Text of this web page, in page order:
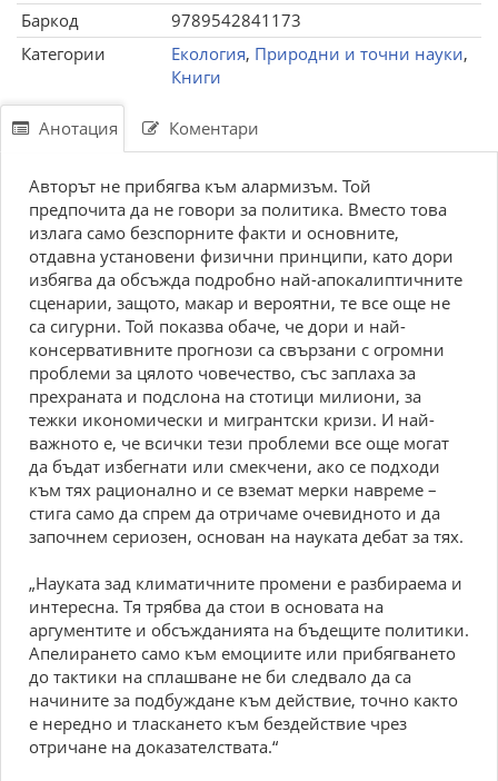
Баркод
9789542841173
Категории
Екология, Природни и точни науки,
Книги
Анотация Коментари
Авторът не прибягва към алармизъм. Той
предпочита да не говори за политика. Вместо това
излага само безспорните факти и основните,
отдавна установени физични принципи, като дори
избягва да обсъжда подробно най-апокалиптичните
сценарии, защото, макар и вероятни, те все още не
са сигурни. Той показва обаче, че дори и най-
консервативните прогнози са свързани с огромни
проблеми за цялото човечество, със заплаха за
прехраната и подслона на стотици милиони, за
тежки икономически и мигрантски кризи. И най-
важното е, че всички тези проблеми все още могат
да бъдат избегнати или смекчени, ако се подходи
към тях рационално и се вземат мерки навреме –
стига само да спрем да отричаме очевидното и да
започнем сериозен, основан на науката дебат за тях.
„Науката зад климатичните промени е разбираема и
интересна. Тя трябва да стои в основата на
аргументите и обсъжданията на бъдещите политики.
Апелирането само към емоциите или прибягването
до тактики на сплашване не би следвало да са
начините за подбуждане към действие, точно както
е нередно и тласкането към бездействие чрез
отричане на доказателствата.“